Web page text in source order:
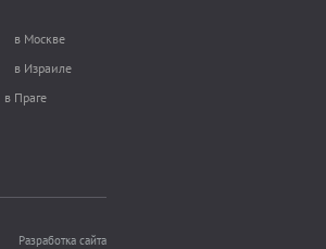
в Москве
в Израиле
в Праге
Разработка сайта